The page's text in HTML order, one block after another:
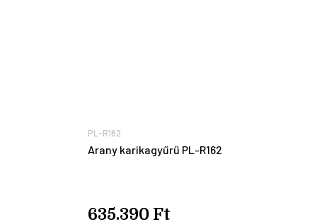
PL-R162
Arany karikagyűrű PL-R162
635.390 Ft